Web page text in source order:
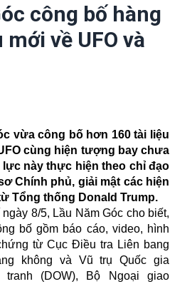
công bố hàng
về UFO và
vừa công bố hơn 160 tài liệu
cùng hiện tượng bay chưa
lực này thực hiện theo chỉ đạo
Chính phủ, giải mật các hiện
Tổng thống Donald Trump.
8/5, Lầu Năm Góc cho biết,
bố gồm báo cáo, video, hình
từ Cục Điều tra Liên bang
không và Vũ trụ Quốc gia
tranh (DOW), Bộ Ngoại giao